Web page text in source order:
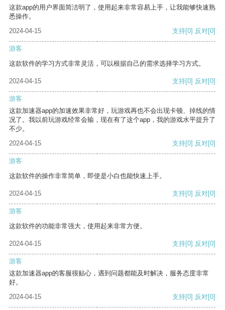
这款app的用户界面简洁明了，使用起来非常容易上手，让我能够快速熟
悉操作。
2024-04-15
支持[0] 反对[0]
游客
这款软件的学习方式非常灵活，可以根据自己的需求选择学习方式。
2024-04-15 支持[0] 反对[0]
游客
这款加速器app的加速效果非常好，玩游戏再也不会出现卡顿、掉线的情
况了。我以前玩游戏经常会输，现在有了这个app，我的游戏水平提升了
不少。
2024-04-15
支持[0] 反对[0]
游客
这款软件的操作非常简单，即使是小白也能快速上手。
2024-04-15 支持[0] 反对[0]
游客
这款软件的功能非常强大，使用起来非常方便。
2024-04-15 支持[0] 反对[0]
游客
这款加速器app的客服很贴心，遇到问题都能及时解决，服务态度非常
好。
2024-04-15
支持[0] 反对[0]